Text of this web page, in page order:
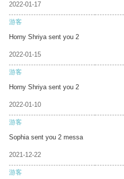
2022-01-17
游客
Horny Shriya sent you 2
2022-01-15
游客
Horny Shriya sent you 2
2022-01-10
游客
Sophia sent you 2 messa
2021-12-22
游客